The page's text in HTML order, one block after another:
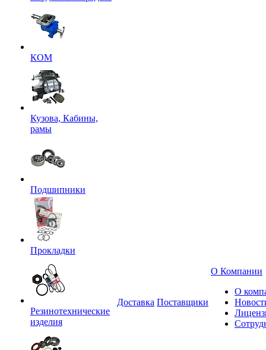
КОМ
Кузова, Кабины,
рамы
Подшипники
Прокладки
Резинотехнические
изделия
Доставка Поставщики
О Компании
О